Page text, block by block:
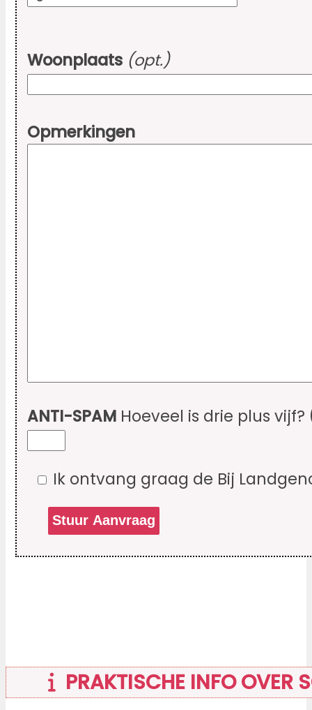
Woonplaats (opt.)
Opmerkingen
ANTI-SPAM Hoeveel is drie plus
Ik ontvang graag de Bij
PRAKTISCHE INFO OVER